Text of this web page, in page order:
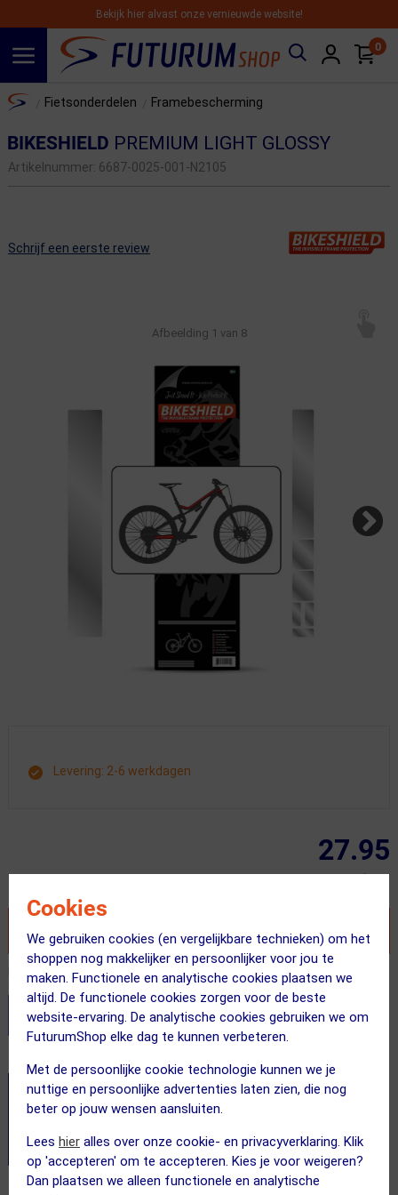
Cookies
We gebruiken cookies (en vergelijkbare technieken) om het
shoppen nog makkelijker en persoonlijker voor jou te
maken. Functionele en analytische cookies plaatsen we
altijd. De functionele cookies zorgen voor de beste
website-ervaring. De analytische cookies gebruiken we om
FuturumShop elke dag te kunnen verbeteren.
Met de persoonlijke cookie technologie kunnen we je
nuttige en persoonlijke advertenties laten zien, die nog
beter op jouw wensen aansluiten.
Lees hier alles over onze cookie- en privacyverklaring. Klik
op 'accepteren' om te accepteren. Kies je voor weigeren?
Dan plaatsen we alleen functionele en analytische
Bekijk hier alvast onze vernieuwde website!
0
Home Fietsonderdelen Framebescherming
BIKESHIELD PREMIUM LIGHT GLOSSY
Artikelnummer: 6687-0025-001-N2105
Schrijf een eerste review
Afbeelding 1 van 8
Levering: 2-6 werkdagen
27.95
Inclusief BTW
VOEG TOE AAN WINKELWAGEN
Recent besteld door 2 klanten! Bestel ook snel!
Stel je productvragen aan onze AI assistent
Dit product in andere versie